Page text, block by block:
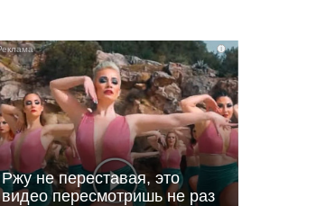
i
Ржу не переставая, это
видео пересмотришь не раз